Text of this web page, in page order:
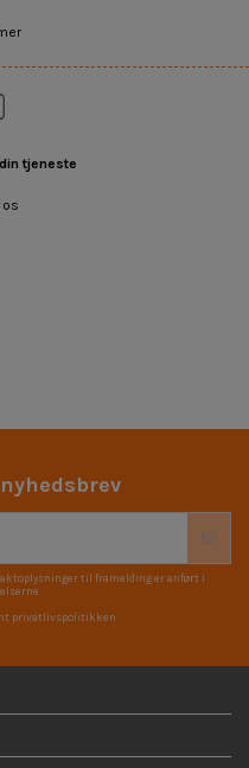
tjeneste
til framelding er anført i
privatlivspolitikken